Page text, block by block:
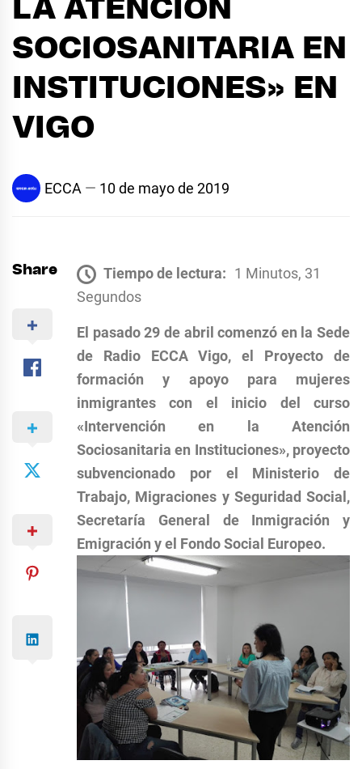
LA ATENCIÓN
SOCIOSANITARIA EN
INSTITUCIONES» EN
VIGO
ECCA 10 de mayo de 2019
Share Tiempo de lectura: 1 Minutos, 31
Segundos
El pasado 29 de abril comenzó en la Sede
de Radio ECCA Vigo, el Proyecto de
formación y apoyo para mujeres
inmigrantes con el inicio del curso
«Intervención en la Atención
Sociosanitaria en Instituciones», proyecto
subvencionado por el Ministerio de
Trabajo, Migraciones y Seguridad Social,
Secretaría General de Inmigración y
Emigración y el Fondo Social Europeo.